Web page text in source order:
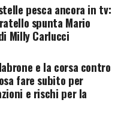
compromessi.
la storia con
il dibattito, il gossip
anni a Michele
pesca ancora in tv:
spunta Mario
Milly Carlucci
e la corsa contro
fare subito per
e rischi per la